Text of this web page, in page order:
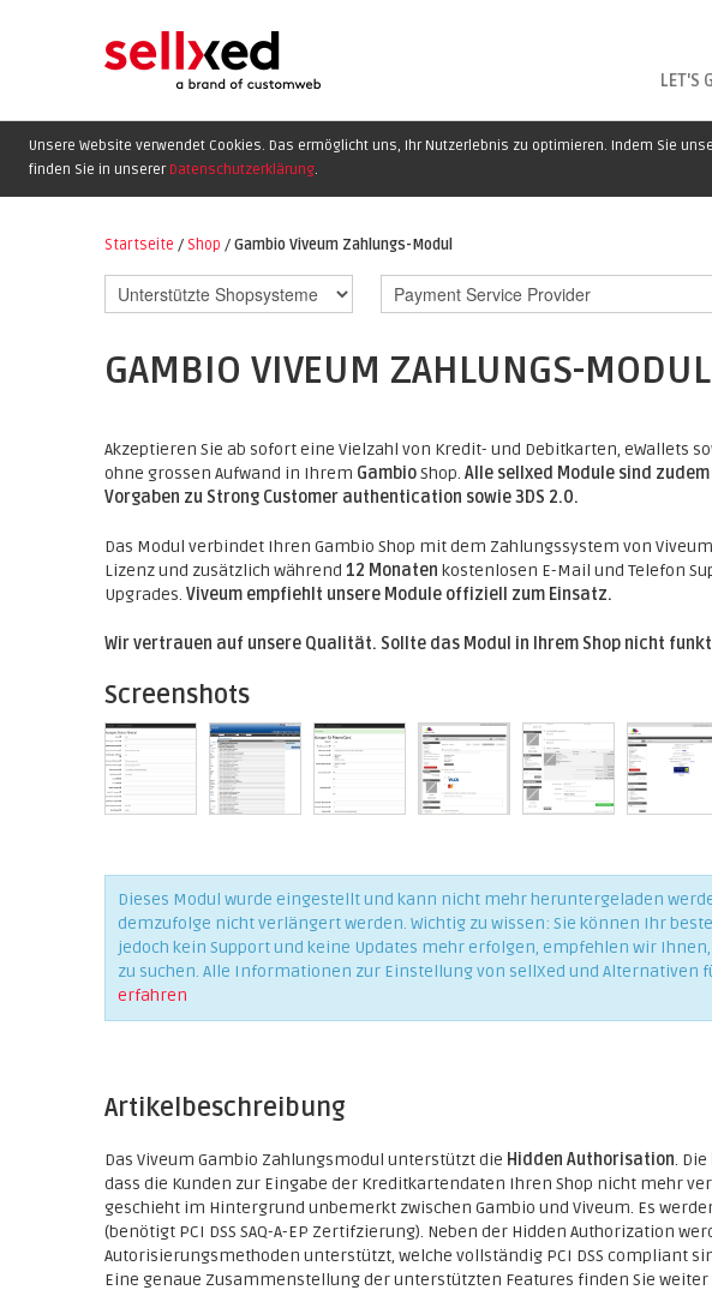
LET'S
Unsere Website verwendet Cookies. Das ermöglicht uns, Ihr Nutzerlebnis zu optimieren. Indem Sie
finden Sie in unserer Datenschutzerklärung.
Startseite / Shop /Gambio Viveum Zahlungs-Modul
GAMBIO VIVEUM ZAHLUNGS-MODUL
Akzeptieren Sie ab sofort eine Vielzahl von Kredit- und Debitkarten, eWallets
ohne grossen Aufwand in Ihrem GambioShop. Alle sellxed Module sind zudem
Vorgaben zu Strong Customer authentication sowie 3DS 2.0.
Das Modul verbindet Ihren Gambio Shop mit dem Zahlungssystem von
Lizenz und zusätzlich während 12 Monaten kostenlosen E-Mail und Telefon
Upgrades. Viveum empfiehlt unsere Module offiziell zum Einsatz.
Wir vertrauen auf unsere Qualität. Sollte das Modul in Ihrem Shop nicht
Screenshots
Dieses Modul wurde eingestellt und kann nicht mehr heruntergeladen
demzufolge nicht verlängert werden. Wichtig zu wissen: Sie können Ihr
jedoch kein Support und keine Updates mehr erfolgen, empfehlen wir
zu suchen. Alle Informationen zur Einstellung von sellXed und Alternativen
erfahren
Artikelbeschreibung
Das Viveum Gambio Zahlungsmodul unterstützt die Hidden Authorisation. Die
dass die Kunden zur Eingabe der Kreditkartendaten Ihren Shop nicht mehr
geschieht im Hintergrund unbemerkt zwischen Gambio und Viveum. Es
(benötigt PCI DSS SAQ-A-EP Zertifzierung). Neben der Hidden Authorization
Autorisierungsmethoden unterstützt, welche vollständig PCI DSS compliant
Eine genaue Zusammenstellung der unterstützten Features finden Sie weiter